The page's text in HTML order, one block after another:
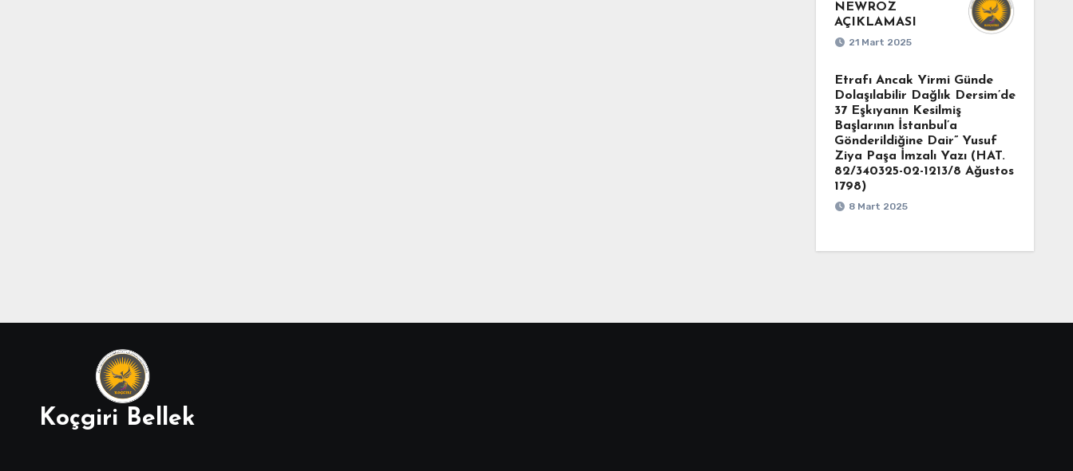
NEWROZ
AÇIKLAMASI
21 Mart 2025
Etrafı Ancak Yirmi Günde
Dolaşılabilir Dağlık Dersim’de
37 Eşkıyanın Kesilmiş
Başlarının İstanbul’a
Gönderildiğine Dair” Yusuf
Ziya Paşa İmzalı Yazı (HAT.
82/340325-02-1213/8 Ağustos
1798)
8 Mart 2025
Koçgiri Bellek